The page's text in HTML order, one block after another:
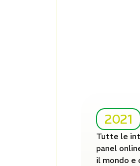
2021
Tutte le
panel
il mondo e